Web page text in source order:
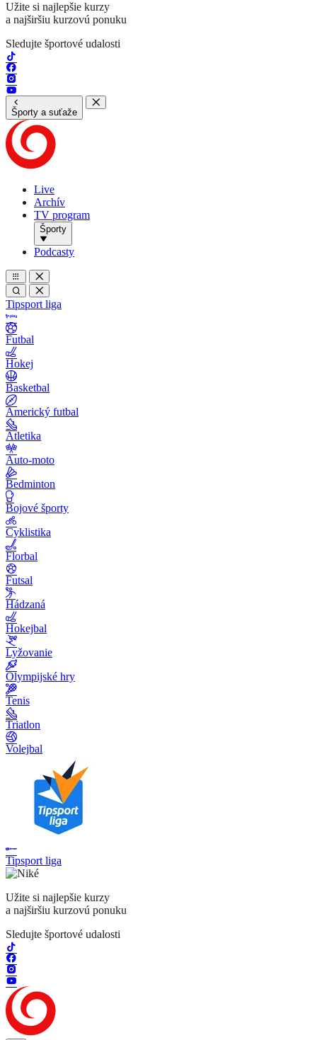
Užite si najlepšie kurzy
a najširšiu kurzovú ponuku
Sledujte športové udalosti
Športy a suťaže
Live
Archív
TV program
Športy
Podcasty
Tipsport liga
Futbal
Hokej
Basketbal
Americký futbal
Atletika
Auto-moto
Bedminton
Bojové športy
Cyklistika
Florbal
Futsal
Hádzaná
Hokejbal
Lyžovanie
Olympijské hry
Tenis
Triatlon
Volejbal
Tipsport liga
Užite si najlepšie kurzy
a najširšiu kurzovú ponuku
Sledujte športové udalosti